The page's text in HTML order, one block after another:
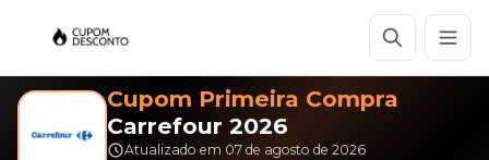
Cupom Primeira Compra
Carrefour 2026
Atualizado em 07 de agosto de 2026